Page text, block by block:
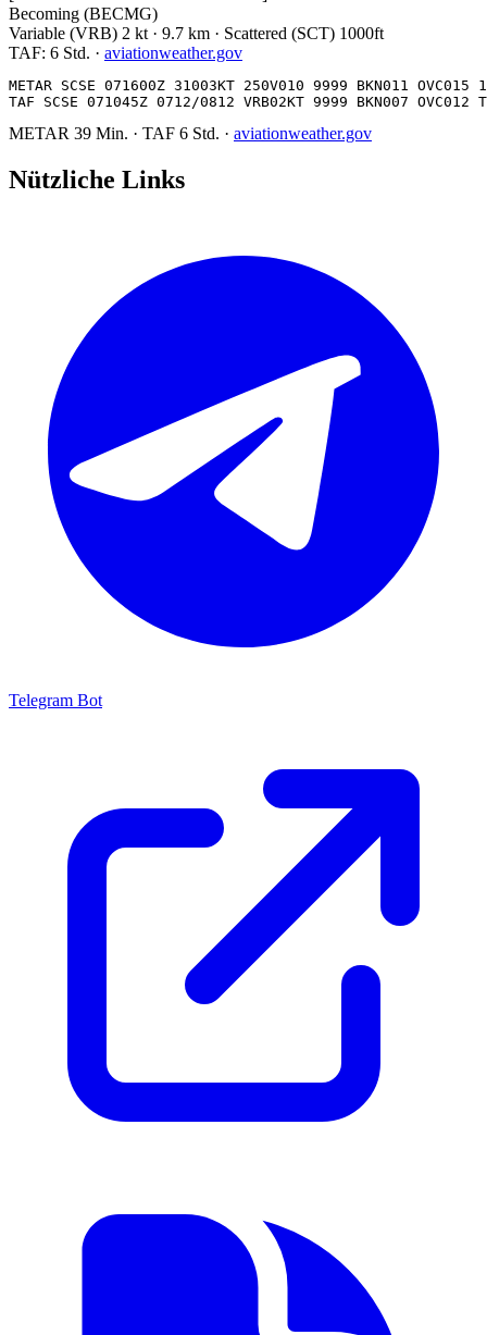
Becoming (BECMG)
Variable (VRB) 2 kt · 9.7 km · Scattered (SCT) 1000ft
TAF: 6 Std. · aviationweather.gov
METAR SCSE 071600Z 31003KT 250V010 9999 BKN011 OVC015
TAF SCSE 071045Z 0712/0812 VRB02KT 9999 BKN007 OVC012
METAR 39 Min. · TAF 6 Std. · aviationweather.gov
Nützliche Links
Telegram Bot